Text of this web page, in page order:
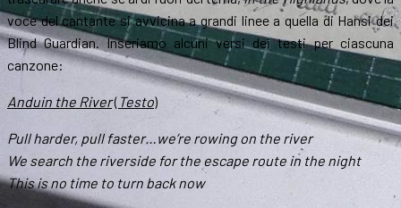
voce del cantante si avvicina a grandi linee a quella di Hansi dei
Blind Guardian. Inseriamo alcuni versi dei testi per ciascuna
canzone:
Anduin the River( Testo)
Pull harder, pull faster…we’re rowing on the river
We search the riverside for the escape route in the night
This is no time to turn back now